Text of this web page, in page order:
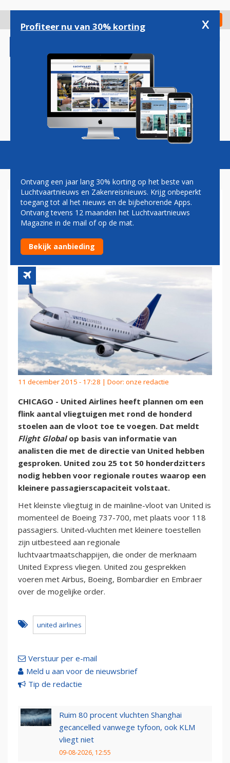
gaan
Check in
Magazine Podcasts Vacatures
UNITED AIRLINES KIJKT
NAAR NIEUWE
HONDERDZITTER
11 december 2015 - 17:28 | Door: onze redactie
CHICAGO - United Airlines heeft plannen om een
flink aantal vliegtuigen met rond de honderd
stoelen aan de vloot toe te voegen. Dat meldt
Flight Globalop basis van informatie van
analisten die met de directie van United hebben
gesproken. United zou 25 tot 50 honderdzitters
nodig hebben voor regionale routes waarop een
kleinere passagierscapaciteit volstaat.
Het kleinste vliegtuig in de mainline-vloot van United is
momenteel de Boeing 737-700, met plaats voor 118
passagiers. United-vluchten met kleinere toestellen
zijn uitbesteed aan regionale
luchtvaartmaatschappijen, die onder de merknaam
United Express vliegen. United zou gesprekken
voeren met Airbus, Boeing, Bombardier en Embraer
over de mogelijke order.
united airlines
Verstuur per e-mail
Meld u aan voor de nieuwsbrief
Tip de redactie
Ruim 80 procent vluchten Shanghai
gecancelled vanwege tyfoon, ook KLM
vliegt niet
09-08-2026, 12:55
Profiteer nu van 30% korting x
Ontvang een jaar lang 30% korting op het beste van
Luchtvaartnieuws en Zakenreisnieuws. Krijg onbeperkt
toegang tot al het nieuws en de bijbehorende Apps.
Ontvang tevens 12 maanden het Luchtvaartnieuws
Magazine in de mail of op de mat.
Bekijk aanbieding